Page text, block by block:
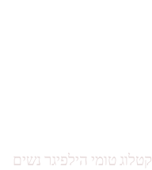
טומי הילפיגר נשים